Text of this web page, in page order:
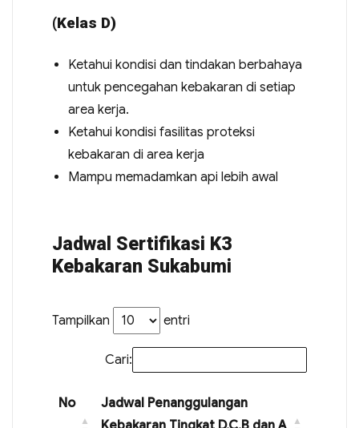
(Kelas D)
Ketahui kondisi dan tindakan berbahaya
untuk pencegahan kebakaran di setiap
area kerja.
Ketahui kondisi fasilitas proteksi
kebakaran di area kerja
Mampu memadamkan api lebih awal
Jadwal Sertifikasi K3
Kebakaran Sukabumi
Tampilkan entri
Cari:
No
Jadwal Penanggulangan